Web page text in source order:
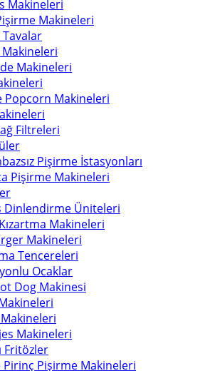
Makineleri
Makineleri
Makineleri
Makineleri
Popcorn Makineleri
Filtreleri
Pişirme İstasyonları
Pişirme Makineleri
Dinlendirme Üniteleri
Makineleri
Makineleri
Tencereleri
Ocaklar
Dog Makinesi
Makineleri
Fritözler
Pirinç Pişirme Makineleri